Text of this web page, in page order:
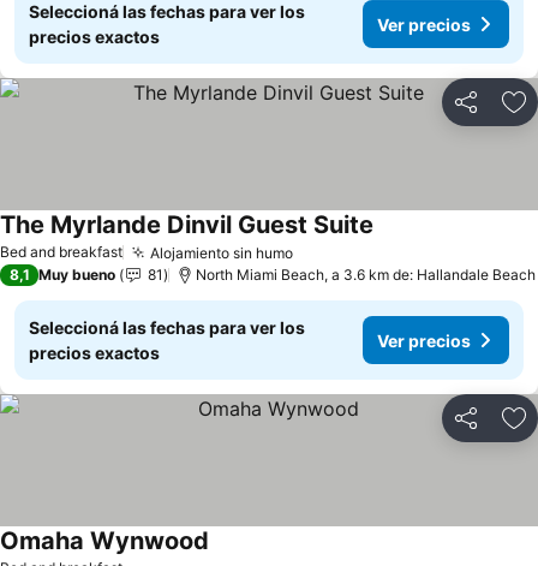
Seleccioná las fechas para ver los
precios exactos
Ver precios
Compartir
Bed and breakfast Alojamiento sin humo
The Myrlande Dinvil Guest Suite
8,1 Muy bueno 81 North Miami Beach, a 3.6 km de: Hallandale Beach
Seleccioná las fechas para ver los
precios exactos
Ver precios
Compartir
Omaha Wynwood